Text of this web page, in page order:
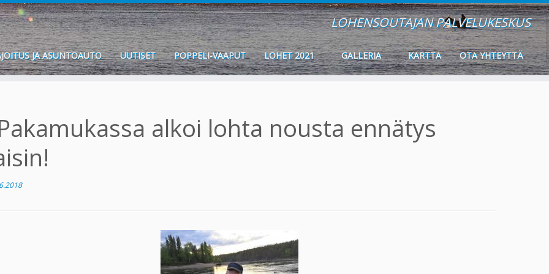
LOHENSOUTAJAN PALVELUKESKUS
JA ASUNTOAUTO UUTISET POPPELI-VAAPUT LOHET 2021 GALLERIA KARTTA OTA YHTEYTTÄ
alkoi lohta nousta ennätys